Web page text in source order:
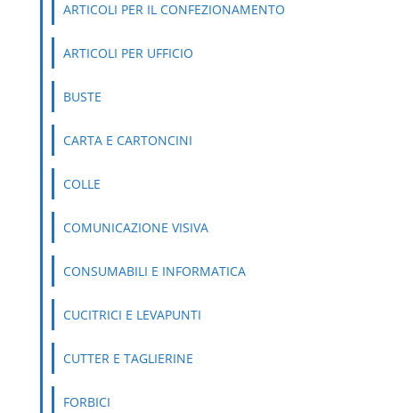
ARTICOLI PER IL CONFEZIONAMENTO
ARTICOLI PER UFFICIO
BUSTE
CARTA E CARTONCINI
COLLE
COMUNICAZIONE VISIVA
CONSUMABILI E INFORMATICA
CUCITRICI E LEVAPUNTI
CUTTER E TAGLIERINE
FORBICI